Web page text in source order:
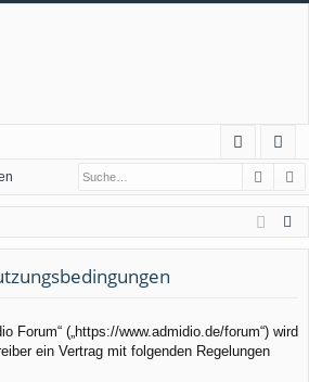
m
el
ist
rie
Forum“ („https://www.admidio.de/forum“) wird
ein Vertrag mit folgenden Regelungen